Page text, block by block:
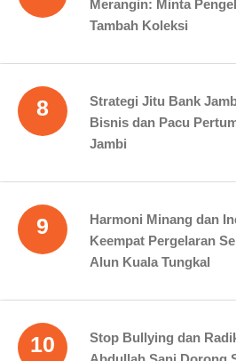
Merangin: Minta
Tambah Koleksi
8
Strategi Jitu Bank
Bisnis dan Pacu
Jambi
9
Harmoni Minang dan
Keempat Pergelaran
Alun Kuala Tungkal
10
Stop Bullying dan